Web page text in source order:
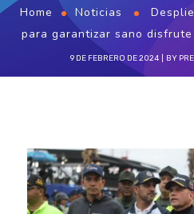
Home Noticias
para garantizar sano
9 DE FEBRERO DE 2024 BY